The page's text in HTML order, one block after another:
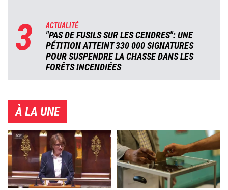
3 ACTUALITÉ
"PAS DE FUSILS SUR LES CENDRES": UNE
PÉTITION ATTEINT 330 000 SIGNATURES
POUR SUSPENDRE LA CHASSE DANS LES
FORÊTS INCENDIÉES
À LA UNE
Image Image